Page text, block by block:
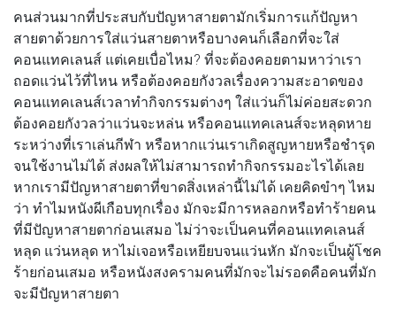
คนส่วนมากที่ประสบกับปัญหาสายตามักเริ่มการแก้ปัญหา
สายตาด้วยการใส่แว่นสายตาหรือบางคนก็เลือกที่จะใส่
คอนแทคเลนส์ แต่เคยเบื่อไหม? ที่จะต้องคอยตามหาว่าเรา
ถอดแว่นไว้ที่ไหน หรือต้องคอยกังวลเรื่องความสะอาดของ
คอนแทคเลนส์เวลาทำกิจกรรมต่างๆ ใส่แว่นก็ไม่ค่อยสะดวก
ต้องคอยกังวลว่าแว่นจะหล่น หรือคอนแทคเลนส์จะหลุดหาย
ระหว่างที่เราเล่นกีฬา หรือหากแว่นเราเกิดสูญหายหรือชำรุด
จนใช้งานไม่ได้ ส่งผลให้ไม่สามารถทำกิจกรรมอะไรได้เลย
หากเรามีปัญหาสายตาที่ขาดสิ่งเหล่านี้ไม่ได้ เคยคิดขำๆ ไหม
ว่า ทำไมหนังผีเกือบทุกเรื่อง มักจะมีการหลอกหรือทำร้ายคน
ที่มีปัญหาสายตาก่อนเสมอ ไม่ว่าจะเป็นคนที่คอนแทคเลนส์
หลุด แว่นหลุด หาไม่เจอหรือเหยียบจนแว่นหัก มักจะเป็นผู้โชค
ร้ายก่อนเสมอ หรือหนังสงครามคนที่มักจะไม่รอดคือคนที่มัก
จะมีปัญหาสายตา